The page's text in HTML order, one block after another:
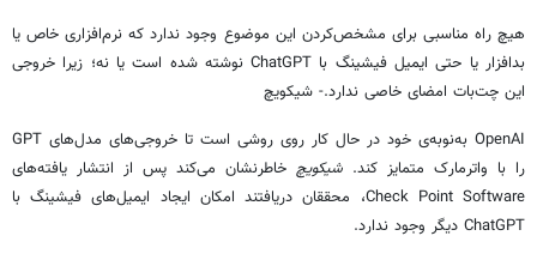
هیچ راه مناسبی برای مشخص‌کردن این‌ موضوع وجود ندارد که نرم‌افزاری خاص یا
بدافزار یا حتی ایمیل فیشینگ با ChatGPT نوشته شده است یا نه؛ زیرا خروجی
این چت‌بات امضای خاصی ندارد.- شیکویچ
OpenAI به‌نوبه‌ی خود در حال‌ کار روی روشی است تا خروجی‌های مدل‌های GPT
را با واترمارک متمایز کند. شیکویچ خاطرنشان می‌کند پس‌ از انتشار یافته‌های
Check Point Software، محققان دریافتند امکان ایجاد ایمیل‌های فیشینگ با
ChatGPT دیگر وجود ندارد.